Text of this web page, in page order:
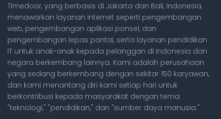
Timedoor, yang berbasis di Jakarta dan Bali, Indonesia,
menawarkan layanan internet seperti pengembangan
web, pengembangan aplikasi ponsel, dan
pengembangan lepas pantai, serta layanan pendidikan
IT untuk anak-anak kepada pelanggan di Indonesia dan
negara berkembang lainnya. Kami adalah perusahaan
yang sedang berkembang dengan sekitar 150 karyawan,
dan kami menantang diri kami setiap hari untuk
berkontribusi kepada masyarakat dengan tema
"teknologi," "pendidikan," dan "sumber daya manusia."